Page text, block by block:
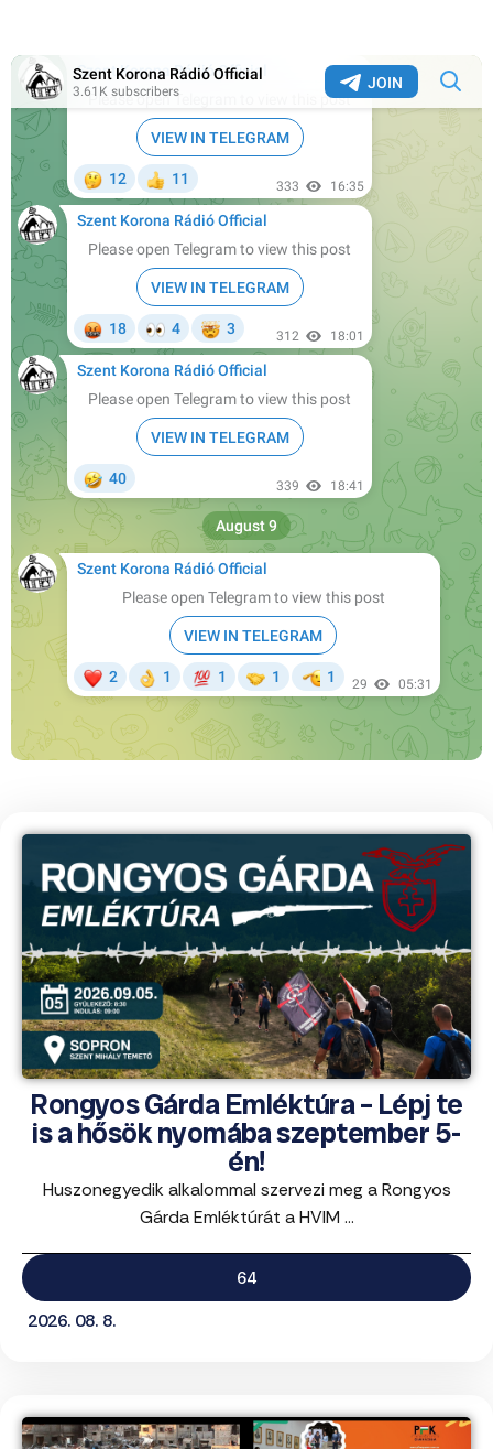
Rongyos Gárda Emléktúra – Lépj te
is a hősök nyomába szeptember 5-
én!
Huszonegyedik alkalommal szervezi meg a Rongyos
Gárda Emléktúrát a HVIM ...
64
2026. 08. 8.